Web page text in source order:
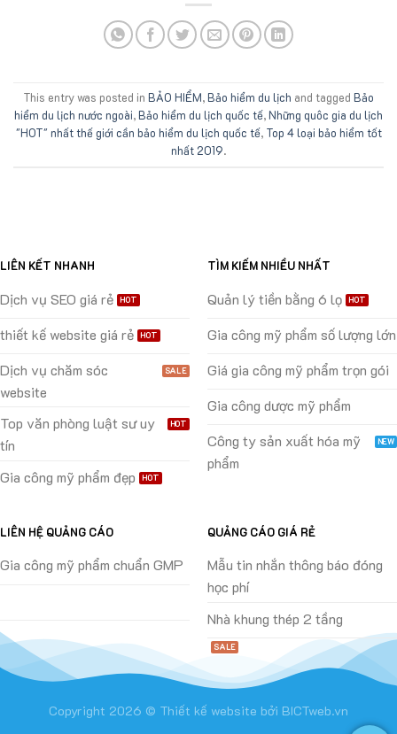
This entry was posted in BẢO HIỂM,Bảo hiểm du lịch and tagged Bảo
hiểm du lịch nước ngoài,Bảo hiểm du lịch quốc tế,Những quôc gia du lịch
"HOT" nhất thế giới cần bảo hiểm du lịch quốc tế, Top 4 loại bảo hiểm tốt
nhất 2019.
LIÊN KẾT NHANH
Dịch vụ SEO giá rẻ
thiết kế website giá rẻ
Dịch vụ chăm sóc
website
Top văn phòng luật sư uy
tín
Gia công mỹ phẩm đẹp
TÌM KIẾM NHIỀU NHẤT
Quản lý tiền bằng 6 lọ
Gia công mỹ phẩm số lượng lớn
Giá gia công mỹ phẩm trọn gói
Gia công dược mỹ phẩm
Công ty sản xuất hóa mỹ
phẩm
LIÊN HỆ QUẢNG CÁO
Gia công mỹ phẩm chuẩn GMP
QUẢNG CÁO GIÁ RẺ
Mẫu tin nhắn thông báo đóng
học phí
Nhà khung thép 2 tầng
Copyright 2026 © Thiết kế website bởi BICTweb.vn